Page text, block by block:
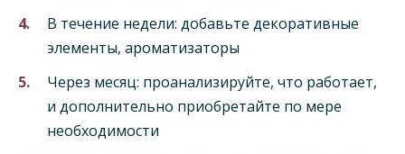
В течение недели: добавьте декоративные
элементы, ароматизаторы
Через месяц: проанализируйте, что работает,
и дополнительно приобретайте по мере
необходимости